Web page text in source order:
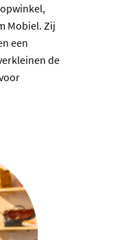
Mobiel. Zij
een
de